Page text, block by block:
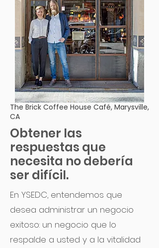
The Brick Coffee House Café, Marysville,
CA
Obtener las
respuestas que
necesita no debería
ser difícil.
En YSEDC, entendemos que
desea administrar un negocio
exitoso: un negocio que lo
respalde a usted y a la vitalidad